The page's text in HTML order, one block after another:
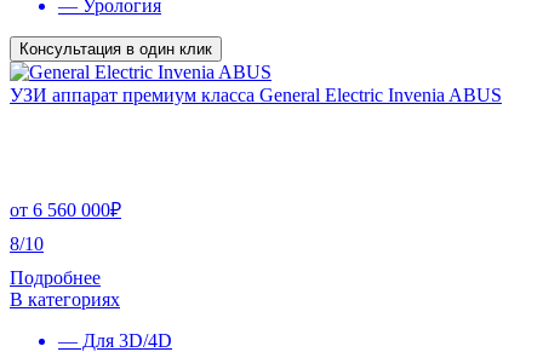
— Урология
Консультация в один клик
УЗИ аппарат премиум класса General Electric Invenia ABUS
от 6 560 000₽
8/10
Подробнее
В категориях
— Для 3D/4D